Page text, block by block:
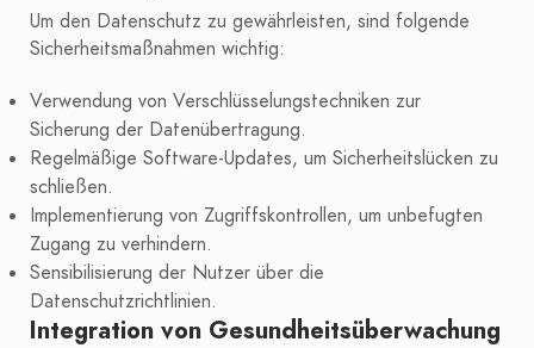
Um den Datenschutz zu gewährleisten, sind folgende
Sicherheitsmaßnahmen wichtig:
Verwendung von Verschlüsselungstechniken zur
Sicherung der Datenübertragung.
Regelmäßige Software-Updates, um Sicherheitslücken zu
schließen.
Implementierung von Zugriffskontrollen, um unbefugten
Zugang zu verhindern.
Sensibilisierung der Nutzer über die
Datenschutzrichtlinien.
Integration von Gesundheitsüberwachung